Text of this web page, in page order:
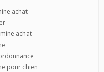
achat
achat
pour chien